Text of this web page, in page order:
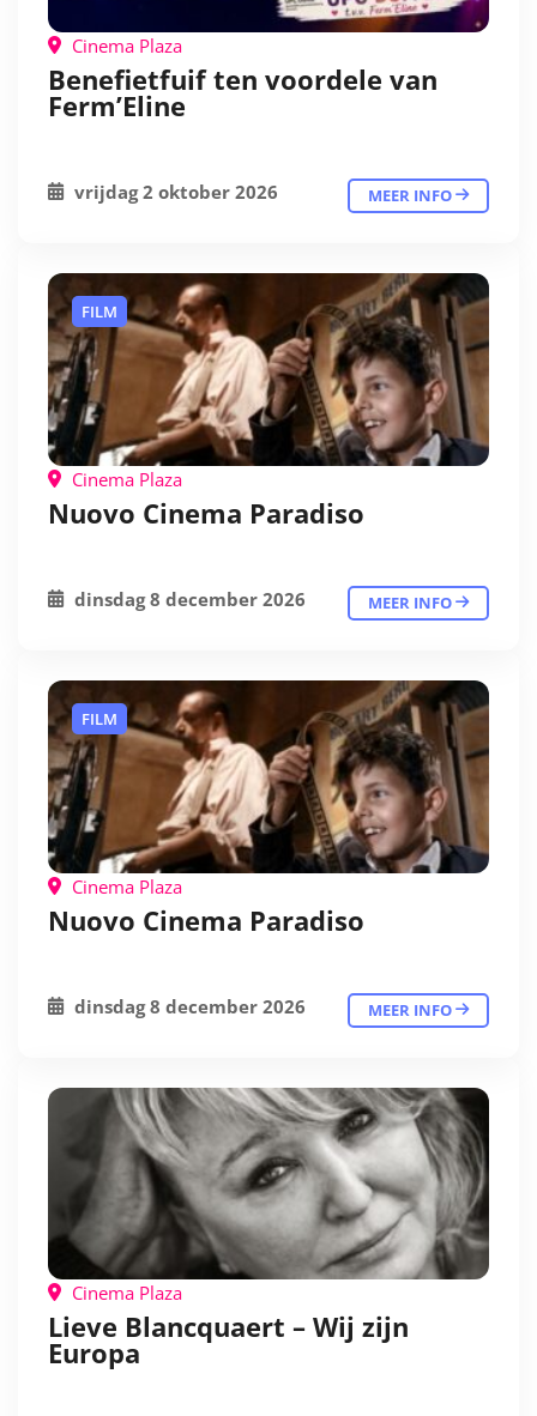
Cinema Plaza
Benefietfuif ten voordele van
Ferm’Eline
vrijdag 2 oktober 2026 MEER INFO
FILM
Cinema Plaza
Nuovo Cinema Paradiso
dinsdag 8 december 2026 MEER INFO
FILM
Cinema Plaza
Nuovo Cinema Paradiso
dinsdag 8 december 2026 MEER INFO
Cinema Plaza
Lieve Blancquaert – Wij zijn
Europa